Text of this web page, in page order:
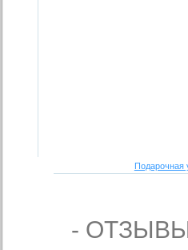
Подарочная
-